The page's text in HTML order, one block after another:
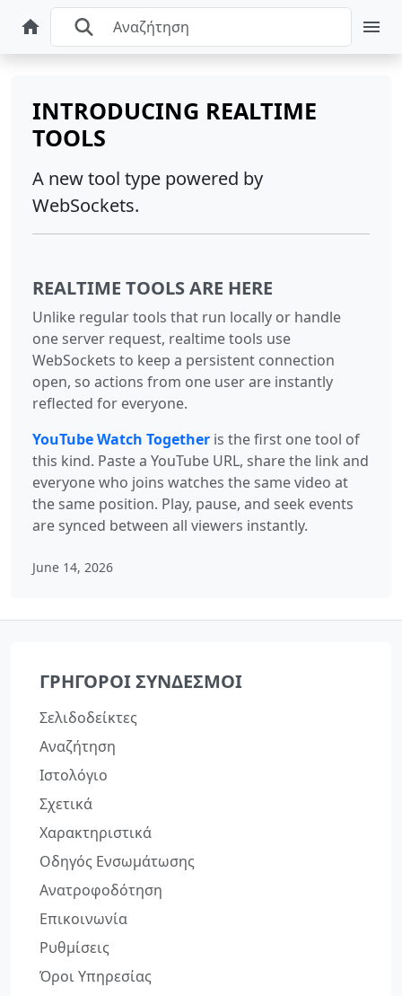
INTRODUCING REALTIME
TOOLS
A new tool type powered by
WebSockets.
REALTIME TOOLS ARE HERE
Unlike regular tools that run locally or handle
one server request, realtime tools use
WebSockets to keep a persistent connection
open, so actions from one user are instantly
reflected for everyone.
YouTube Watch Together is the first one tool of
this kind. Paste a YouTube URL, share the link and
everyone who joins watches the same video at
the same position. Play, pause, and seek events
are synced between all viewers instantly.
June 14, 2026
ΓΡΉΓΟΡΟΙ ΣΎΝΔΕΣΜΟΙ
Σελιδοδείκτες
Αναζήτηση
Ιστολόγιο
Σχετικά
Χαρακτηριστικά
Οδηγός Ενσωμάτωσης
Ανατροφοδότηση
Επικοινωνία
Ρυθμίσεις
Όροι Υπηρεσίας